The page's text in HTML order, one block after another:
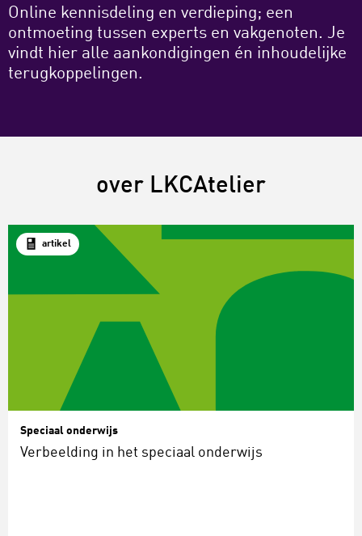
Online kennisdeling en verdieping; een
ontmoeting tussen experts en vakgenoten. Je
vindt hier alle aankondigingen én inhoudelijke
terugkoppelingen.
over LKCAtelier
artikel
Speciaal onderwijs
Verbeelding in het speciaal onderwijs